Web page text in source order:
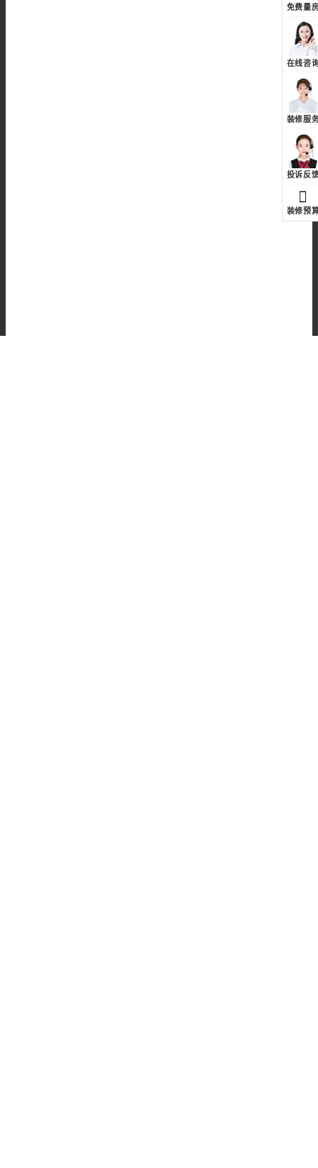
免费量
在线咨
装修服
投诉反
装修预